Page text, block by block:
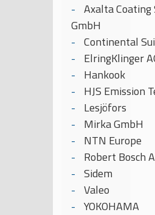
Axalta
GmbH
Continental
ElringKlinger
Hankook
HJS Emission
Lesjöfors
Mirka GmbH
NTN Europe
Robert Bosch
Sidem
Valeo
YOKOHAMA